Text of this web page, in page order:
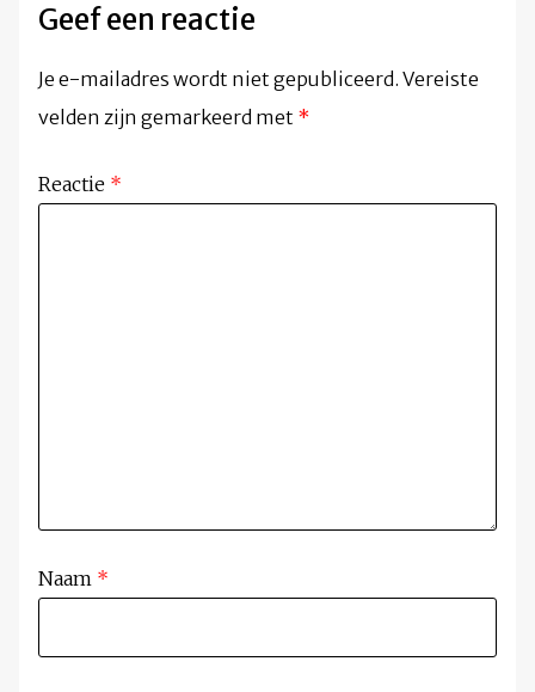
Geef een reactie
Je e-mailadres wordt niet gepubliceerd. Vereiste
velden zijn gemarkeerd met *
Reactie *
Naam *